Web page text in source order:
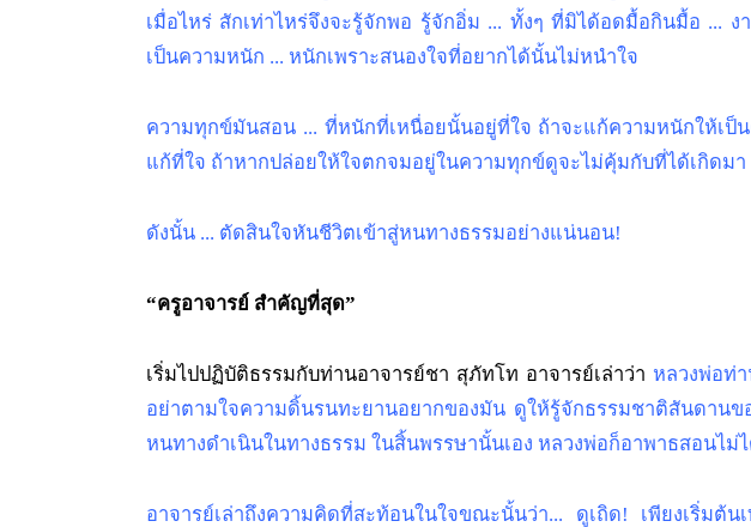
เมื่อไหร่ สักเท่าไหร่จึงจะรู้จักพอ รู้จักอิ่ม ... ทั้งๆ ที่มิได้อดมื้อกินมื้อ ...
เป็นความหนัก ... หนักเพราะสนองใจที่อยากได้นั้นไม่หนำใจ
ความทุกข์มันสอน ... ที่หนักที่เหนื่อยนั้นอยู่ที่ใจ ถ้าจะแก้ความหนักให้เป็
แก้ที่ใจ ถ้าหากปล่อยให้ใจตกจมอยู่ในความทุกข์ดูจะไม่คุ้มกับที่ได้เกิดมา
ดังนั้น ... ตัดสินใจหันชีวิตเข้าสู่หนทางธรรมอย่างแน่นอน!
“ครูอาจารย์ สำคัญที่สุด”
เริ่มไปปฏิบัติธรรมกับท่านอาจารย์ชา สุภัทโท อาจารย์เล่าว่า หลวงพ่อท่
อย่าตามใจความดิ้นรนทะยานอยากของมัน ดูให้รู้จักธรรมชาติสันดานข
หนทางดำเนินในทางธรรม ในสิ้นพรรษานั้นเอง หลวงพ่อก็อาพาธสอนไม่
อาจารย์เล่าถึงความคิดที่สะท้อนในใจขณะนั้นว่า... ดูเถิด! เพียงเริ่มต้